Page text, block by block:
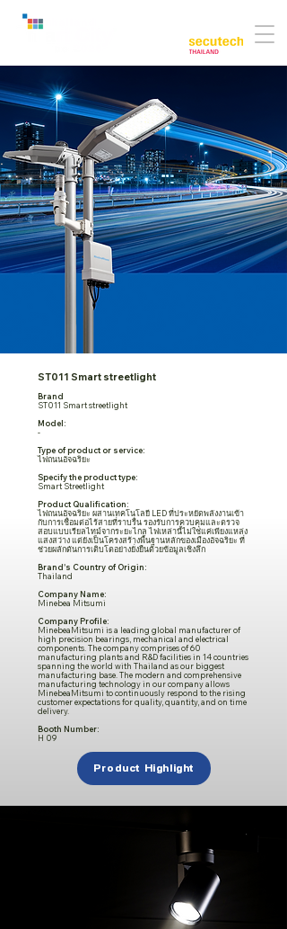
ST011 Smart streetlight
Brand
ST011 Smart streetlight
Model:
-
Type of product or service:
ไฟถนนอัจฉริยะ
Specify the product type:
Smart Streetlight
Product Qualification:
ไฟถนนอัจฉริยะ ผสานเทคโนโลยี LED ที่ประหยัดพลังงานเข้า
กับการเชื่อมต่อไร้สายที่ราบรื่น รองรับการควบคุมและตรวจ
สอบแบบเรียลไทม์จากระยะไกล ไฟเหล่านี้ไม่ใช่แค่เพียงแหล่ง
แสงสว่าง แต่ยังเป็นโครงสร้างพื้นฐานหลักของเมืองอัจฉริยะ ที่
ช่วยผลักดันการเติบโตอย่างยั่งยืนด้วยข้อมูลเชิงลึก
Brand's Country of Origin:
Thailand
Company Name:
Minebea Mitsumi
Company Profile:
MinebeaMitsumi is a leading global manufacturer of
high precision bearings, mechanical and electrical
components. The company comprises of 60
manufacturing plants and R&D facilities in 14 countries
spanning the world with Thailand as our biggest
manufacturing base. The modern and comprehensive
manufacturing technology in our company allows
MinebeaMitsumi to continuously respond to the rising
customer expectations for quality, quantity, and on time
delivery.
Booth Number:
H 09
Product Highlight